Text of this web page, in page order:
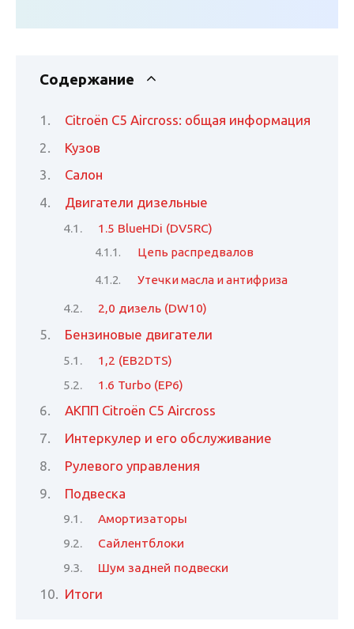
Содержание
Citroën C5 Aircross: общая информация
Кузов
Салон
Двигатели дизельные
1.5 BlueHDi (DV5RC)
Цепь распредвалов
Утечки масла и антифриза
2,0 дизель (DW10)
Бензиновые двигатели
1,2 (EB2DTS)
1.6 Turbo (EP6)
АКПП Citroën C5 Aircross
Интеркулер и его обслуживание
Рулевого управления
Подвеска
Амортизаторы
Сайлентблоки
Шум задней подвески
Итоги